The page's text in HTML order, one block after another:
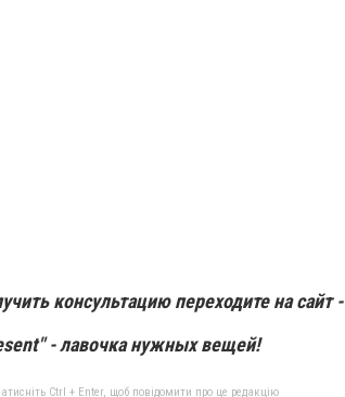
консультацию переходите на сайт -
- лавочка нужных вещей!
Ctrl + Enter, щоб повідомити про це редакцію